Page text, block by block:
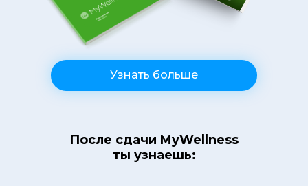
После сдачи MyWellness
ты узнаешь:
Узнать больше